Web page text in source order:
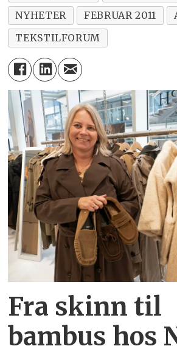
NYHETER
FEBRUAR 2011
TEKSTILFORUM
Fra skinn til
bambus hos